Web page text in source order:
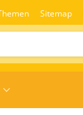
Sitemap